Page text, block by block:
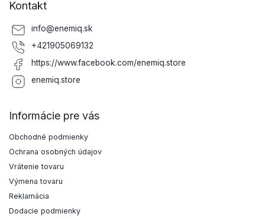
Kontakt
info@enemiq.sk
+421905069132
https://www.facebook.com/enemiq.store
enemiq.store
Informácie pre vás
Obchodné podmienky
Ochrana osobných údajov
Vrátenie tovaru
Výmena tovaru
Reklamácia
Dodacie podmienky